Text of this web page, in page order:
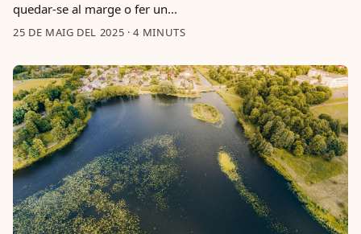
quedar-se al marge o fer un...
25 DE MAIG DEL 2025 ·4 MINUTS